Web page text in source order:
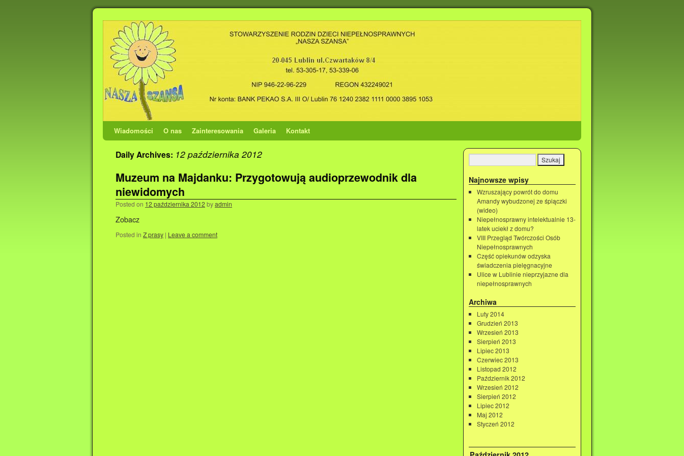
Wiadomości O nas Zainteresowania Galeria Kontakt
Daily Archives: 12 października 2012
Muzeum na Majdanku: Przygotowują audioprzewodnik dla
niewidomych
Posted on 12 października 2012byadmin
Zobacz
Posted in Z prasy | Leave a comment
Najnowsze wpisy
Wzruszający powrót do domu
Amandy wybudzonej ze śpiączki
(wideo)
Niepełnosprawny intelektualnie 13-
latek uciekł z domu?
VIII Przegląd Twórczości Osób
Niepełnosprawnych
Część opiekunów odzyska
świadczenia pielęgnacyjne
Ulice w Lublinie nieprzyjazne dla
niepełnosprawnych
Archiwa
Luty 2014
Grudzień 2013
Wrzesień 2013
Sierpień 2013
Lipiec 2013
Czerwiec 2013
Listopad 2012
Październik 2012
Wrzesień 2012
Sierpień 2012
Lipiec 2012
Maj 2012
Styczeń 2012